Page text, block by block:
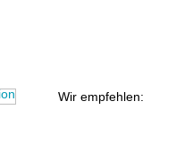
Wir empfehlen: